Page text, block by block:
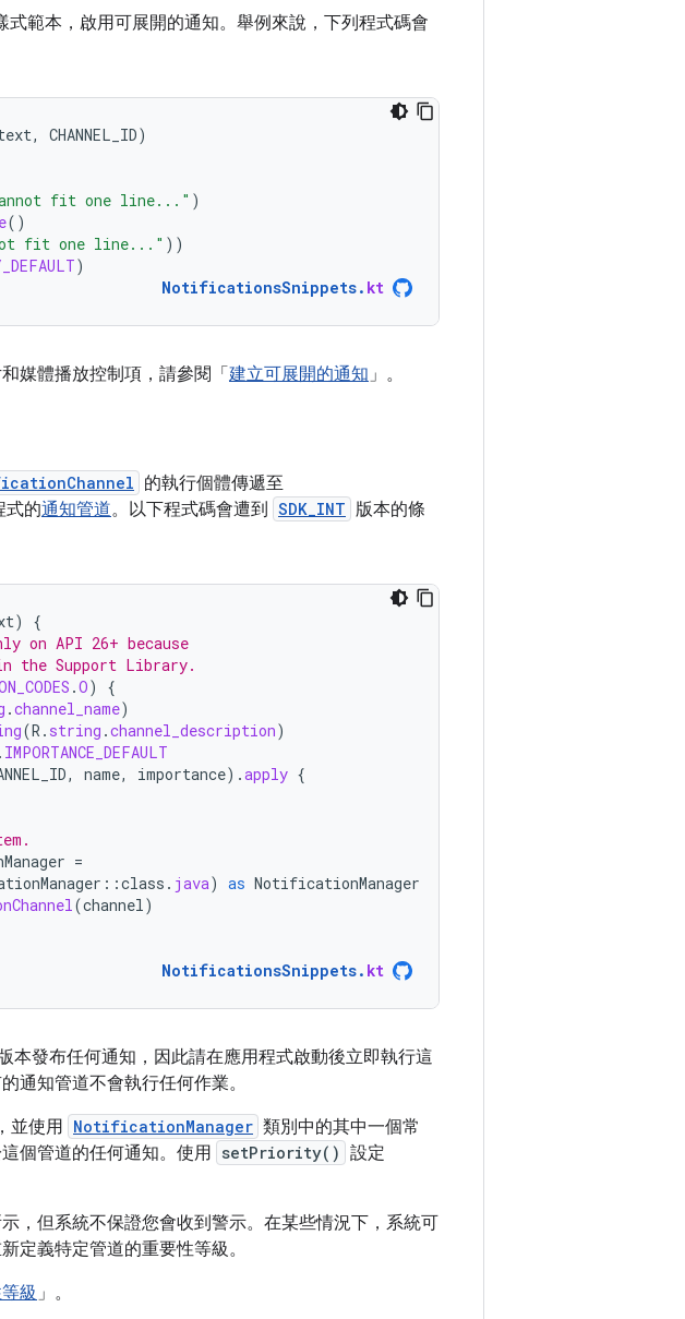
式範本，啟用可展開的通知。舉例來說，下列程式碼會
, CHANNEL_ID)
fit one line..." )
()
fit one line..." ))
)
NotificationsSnippets. kt
媒體播放控制項，請參閱「建立可展開的通知 」。
的執行個體傳遞至
式的通知管道。以下程式碼會遭到 SDK_INT 版本的條
)
{
on API 26+ because
the Support Library.
.O)
{
.channel_name)
(R . string .channel_description)
. IMPORTANCE_DEFAULT
, name, importance).apply {
=
::class . java) as NotificationManager
(channel)
NotificationsSnippets. kt
本發布任何通知，因此請在應用程式啟動後立即執行這
通知管道不會執行任何作業。
，並使用 NotificationManager 類別中的其中一個常
個管道的任何通知。使用 setPriority() 設定
，但系統不保證您會收到警示。在某些情況下，系統可
定義特定管道的重要性等級。
級 」。